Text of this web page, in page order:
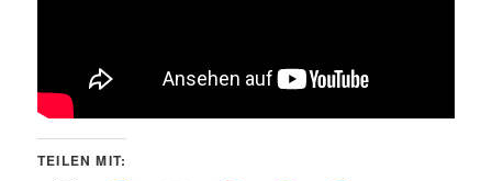
TEILEN MIT: